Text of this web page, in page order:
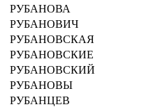
РУБАНОВА
РУБАНОВИЧ
РУБАНОВСКАЯ
РУБАНОВСКИЕ
РУБАНОВСКИЙ
РУБАНОВЫ
РУБАНЦЕВ